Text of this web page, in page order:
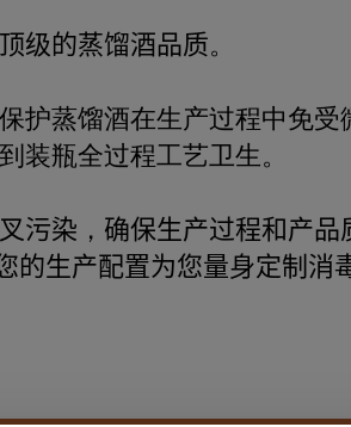
顶级的蒸馏酒品质。
保护蒸馏酒在生产过程中免受
到 装瓶全过程工艺卫生。
污染 ， 确保生产过程和产品
的生产配置为您量身定制 消